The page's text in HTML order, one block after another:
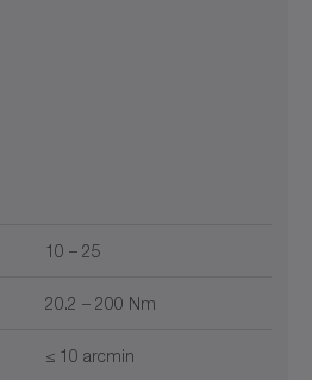
10 – 25
20.2 – 200 Nm
≤ 10 arcmin